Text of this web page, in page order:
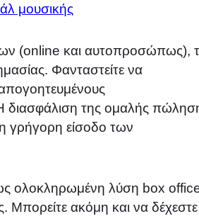
(online και αυτοπροσώπως),
Φανταστείτε να
διασφάλιση της ομαλής
γρήγορη είσοδο των
ολοκληρωμένη λύση box
Μπορείτε ακόμη και να δέχεστε